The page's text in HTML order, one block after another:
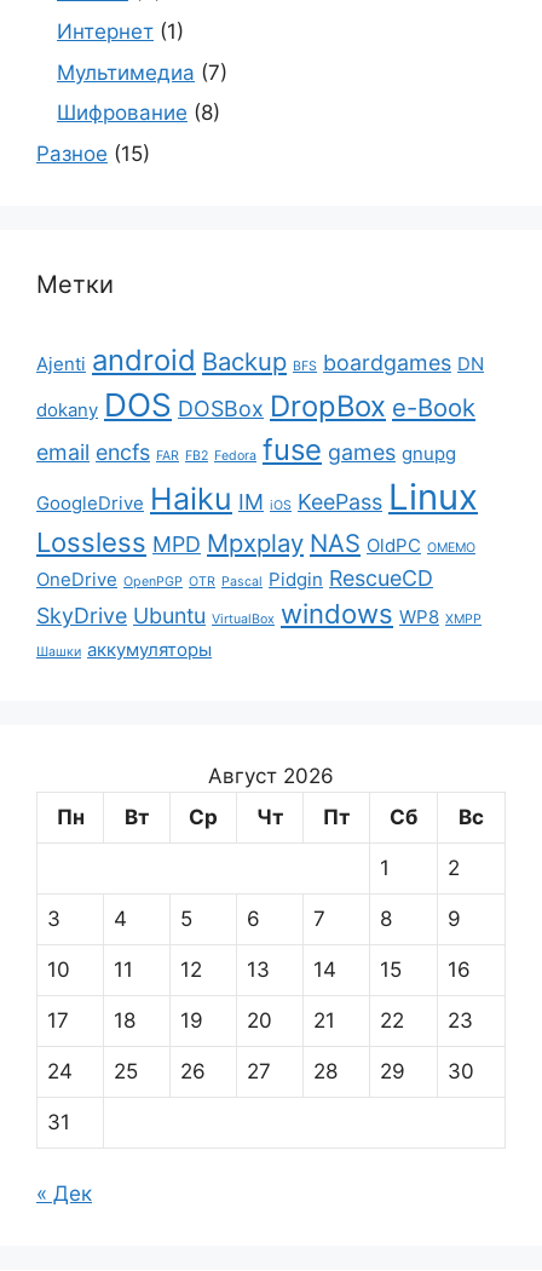
Интернет (1)
Мультимедиа (7)
Шифрование (8)
Разное (15)
Метки
Ajenti android Backup BFS boardgames DN
dokany DOS DOSBox DropBox e-Book
email encfs FAR FB2 Fedora fuse games gnupg
GoogleDrive Haiku IM iOS KeePass Linux
Lossless MPD Mpxplay NAS OldPC OMEMO
OneDrive OpenPGP OTR Pascal Pidgin RescueCD
SkyDrive Ubuntu VirtualBox windows WP8 XMPP
Шашки аккумуляторы
Август 2026
Пн
Вт Ср Чт Пт Сб Вс
1 2
3 4 5 6 7 8 9
10 11 12 13 14 15 16
17 18 19 20 21 22 23
24 25 26 27 28 29 30
31
« Дек